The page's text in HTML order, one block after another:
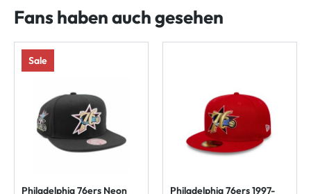
Fans haben auch gesehen
Sale
Philadelphia 76ers Neon
Philadelphia 76ers 1997-